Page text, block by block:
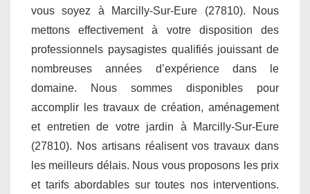
vous soyez à Marcilly-Sur-Eure (27810). Nous
mettons effectivement à votre disposition des
professionnels paysagistes qualifiés jouissant de
nombreuses années d’expérience dans le
domaine. Nous sommes disponibles pour
accomplir les travaux de création, aménagement
et entretien de votre jardin à Marcilly-Sur-Eure
(27810). Nos artisans réalisent vos travaux dans
les meilleurs délais. Nous vous proposons les prix
et tarifs abordables sur toutes nos interventions.